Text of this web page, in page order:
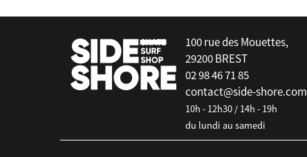
100 rue des Mouettes,
29200 BREST
02 98 46 71 85
contact@side-shore.com
10h - 12h30 / 14h - 19h
du lundi au samedi